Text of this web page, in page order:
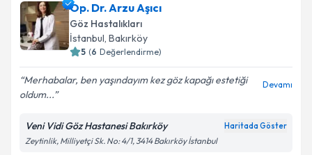
Op. Dr. Arzu Aşıcı
Göz Hastalıkları
İstanbul, Bakırköy
5 (6 Değerlendirme)
Merhabalar, ben yaşındayım kez göz kapağı estetiği
oldum...
Devamı
Veni Vidi Göz Hastanesi Bakırköy Haritada Göster
Zeytinlik, Milliyetçi Sk. No: 4/1, 3414 Bakırköy İstanbul